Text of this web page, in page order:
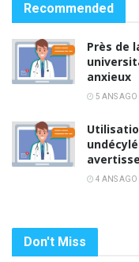
Recommended
Près de
anxieux
5 ANS AGO
4 ANS AGO
Don't Miss